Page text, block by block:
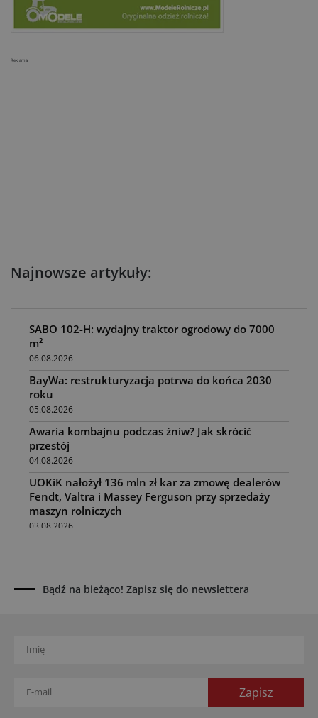
Najnowsze artykuły:
SABO 102-H: wydajny traktor ogrodowy do 7000
m²
06.08.2026
BayWa: restrukturyzacja potrwa do końca 2030
roku
05.08.2026
Awaria kombajnu podczas żniw? Jak skrócić
przestój
04.08.2026
UOKiK nałożył 136 mln zł kar za zmowę dealerów
Fendt, Valtra i Massey Ferguson przy sprzedaży
maszyn rolniczych
03.08.2026
Rzepak hybrydowy: sposób na wyższą rentowność
01.08.2026
31.07.2026
Kukurydza w Polsce: aktualny stan plantacji
Reklama
Bądź na bieżąco! Zapisz się do newslettera